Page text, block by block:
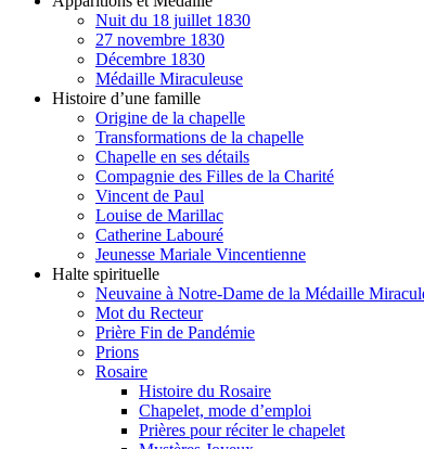
Nuit du 18 juillet 1830
27 novembre 1830
Décembre 1830
Médaille Miraculeuse
Histoire d’une famille
Origine de la chapelle
Transformations de la chapelle
Chapelle en ses détails
Compagnie des Filles de la Charité
Vincent de Paul
Louise de Marillac
Catherine Labouré
Jeunesse Mariale Vincentienne
Halte spirituelle
Neuvaine à Notre-Dame de la Médaille
Mot du Recteur
Prière Fin de Pandémie
Prions
Rosaire
Histoire du Rosaire
Chapelet, mode d’emploi
Prières pour réciter le chapelet